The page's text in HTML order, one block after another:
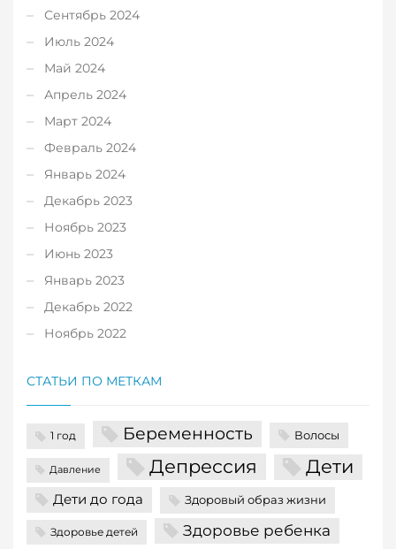
Сентябрь 2024
Июль 2024
Май 2024
Апрель 2024
Март 2024
Февраль 2024
Январь 2024
Декабрь 2023
Ноябрь 2023
Июнь 2023
Январь 2023
Декабрь 2022
Ноябрь 2022
СТАТЬИ ПО МЕТКАМ
1 год Беременность Волосы
Давление Депрессия Дети
Дети до года Здоровый образ жизни
Здоровье детей Здоровье ребенка